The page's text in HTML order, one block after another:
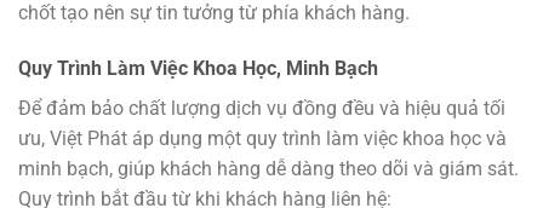
chốt tạo nên sự tin tưởng từ phía khách hàng.
Quy Trình Làm Việc Khoa Học, Minh Bạch
Để đảm bảo chất lượng dịch vụ đồng đều và hiệu quả tối
ưu, Việt Phát áp dụng một quy trình làm việc khoa học và
minh bạch, giúp khách hàng dễ dàng theo dõi và giám sát.
Quy trình bắt đầu từ khi khách hàng liên hệ: